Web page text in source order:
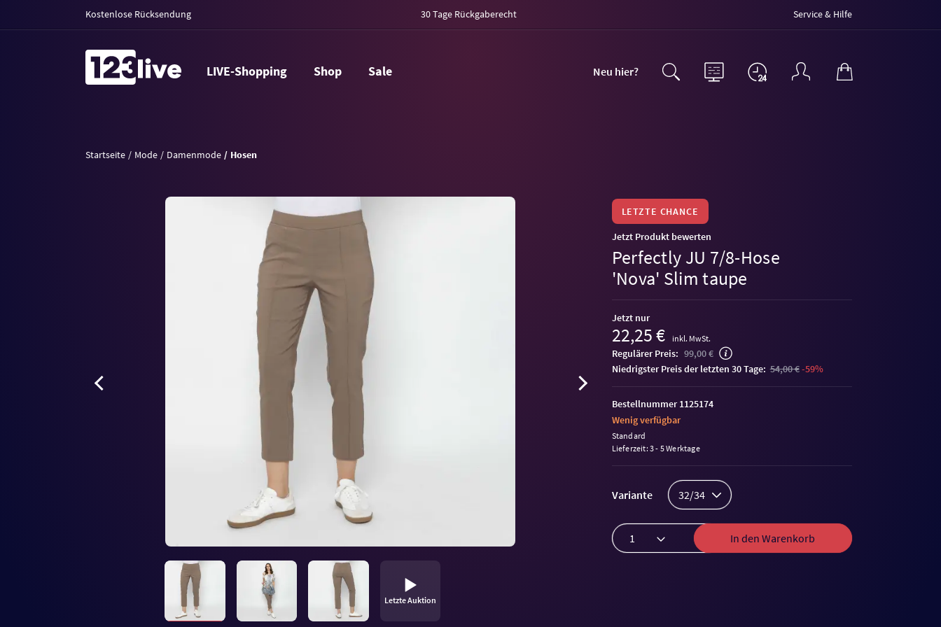
Kostenlose Rücksendung 30 Tage Rückgaberecht Service & Hilfe
LIVE-Shopping Shop Sale Neu hier?
Startseite Mode Damenmode Hosen
Letzte Auktion
LETZTE CHANCE
Jetzt Produkt bewerten
Perfectly JU 7/8-Hose
'Nova' Slim taupe
Jetzt nur
22,25 € inkl. MwSt.
Regulärer Preis: 99,00 €
niedrigster Preis der letzten 30 Tage: 54,00 €-59%
Variante 32/34
In den Warenkorb
Bestellnummer 1125174
Wenig verfügbar
Standard
Lieferzeit: 3 - 5 Werktage